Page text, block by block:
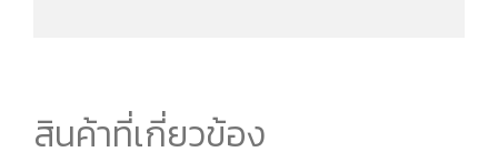
สินค้าที่เกี่ยวข้อง